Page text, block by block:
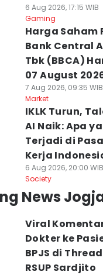
6 Aug 2026, 17:15 WIB
Gaming
Harga Saham
Bank Central
Tbk (BBCA)
07 August
7 Aug 2026, 09:35 WIB
Market
IKLK Turun,
AI Naik: Apa
Terjadi di
Kerja
6 Aug 2026, 20:00 WIB
Society
News
Viral
Dokter ke
BPJS di
RSUP Sardjito